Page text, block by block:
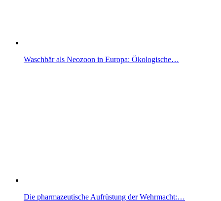
Waschbär als Neozoon in Europa: Ökologische…
Die pharmazeutische Aufrüstung der Wehrmacht:…